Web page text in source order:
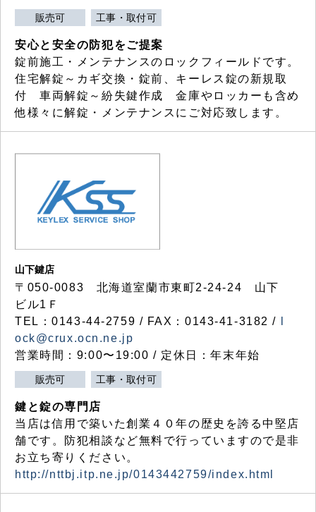
販売可 工事・取付可
安心と安全の防犯をご提案
錠前施工・メンテナンスのロックフィールドです。
住宅解錠～カギ交換・錠前、キーレス錠の新規取
付 車両解錠～紛失鍵作成 金庫やロッカーも含め
他様々に解錠・メンテナンスにご対応致します。
山下鍵店
〒050-0083 北海道室蘭市東町2-24-24 山下
ビル1Ｆ
TEL：0143-44-2759 / FAX：0143-41-3182 /
ock@crux.ocn.ne.jp
営業時間：9:00〜19:00 / 定休日：年末年始
販売可 工事・取付可
鍵と錠の専門店
当店は信用で築いた創業４０年の歴史を誇る中堅店
舗です。防犯相談など無料で行っていますので是非
お立ち寄りください。
http://nttbj.itp.ne.jp/0143442759/index.html